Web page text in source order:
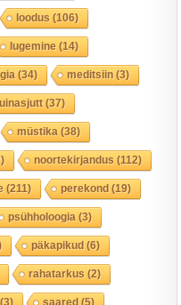
loodus (106)
lugemine (14)
(34) meditsiin(3)
(37)
müstika (38)
noortekirjandus (112)
(211) perekond(19)
psühholoogia (3)
päkapikud(6)
rahatarkus (2)
saared(5)